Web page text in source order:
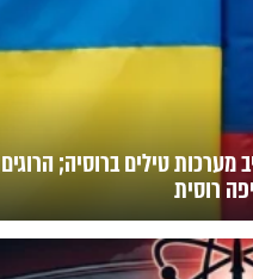
מערכות טילים ברוסיה; הרוגים
רוסית